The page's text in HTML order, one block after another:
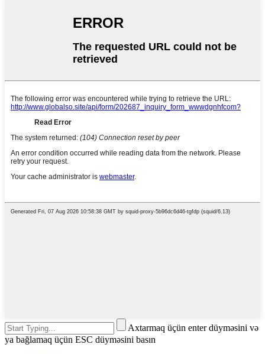
Axtarmaq üçün enter düyməsini və
ya bağlamaq üçün ESC düyməsini basın